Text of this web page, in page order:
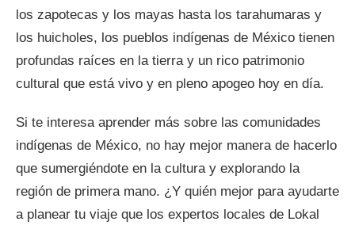
los zapotecas y los mayas hasta los tarahumaras y
los huicholes, los pueblos indígenas de México tienen
profundas raíces en la tierra y un rico patrimonio
cultural que está vivo y en pleno apogeo hoy en día.
Si te interesa aprender más sobre las comunidades
indígenas de México, no hay mejor manera de hacerlo
que sumergiéndote en la cultura y explorando la
región de primera mano. ¿Y quién mejor para ayudarte
a planear tu viaje que los expertos locales de Lokal